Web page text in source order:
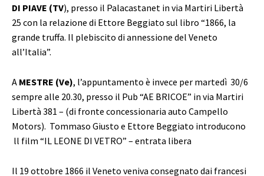
DI PIAVE (TV), presso il Palacastanet in via Martiri Libertà
25 con la relazione di Ettore Beggiato sul libro “1866, la
grande truffa. Il plebiscito di annessione del Veneto
all’Italia”.
A MESTRE (Ve), l’appuntamento è invece per martedì 30/6
sempre alle 20.30, presso il Pub “AE BRICOE” in via Martiri
Libertà 381 – (di fronte concessionaria auto Campello
Motors). Tommaso Giusto e Ettore Beggiato introducono
ll film “IL LEONE DI VETRO” – entrata libera
Il 19 ottobre 1866 il Veneto veniva consegnato dai francesi